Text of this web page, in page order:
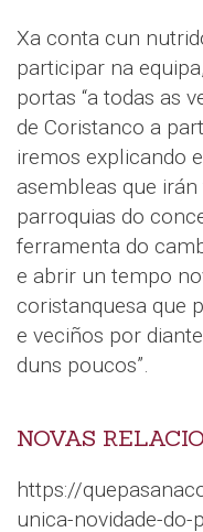
Xa conta cun
participar na
portas “a todas as
de Coristanco a
iremos explicando
asembleas que
parroquias do
ferramenta do
e abrir un tempo
coristanquesa que
e veciños por
duns poucos”.
NOVAS
https://
unica-novidade-do-